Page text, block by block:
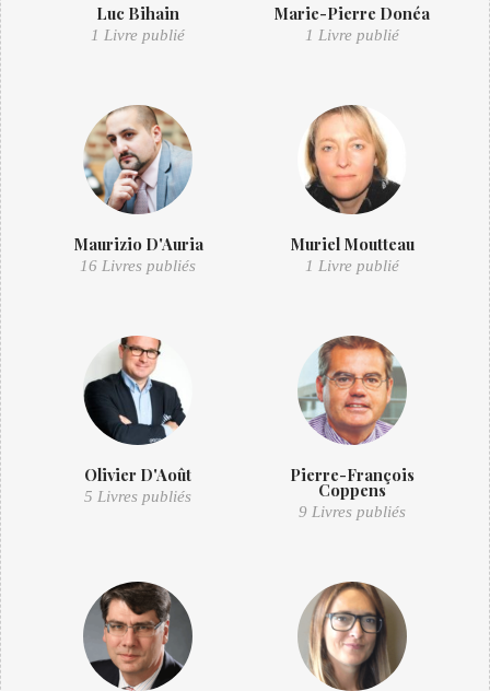
Luc Bihain
1 Livre publié
Marie-Pierre Donéa
1 Livre publié
Maurizio D'Auria
16 Livres publiés
Muriel Moutteau
1 Livre publié
Olivier D'Août
5 Livres publiés
Pierre-François
Coppens
9 Livres publiés